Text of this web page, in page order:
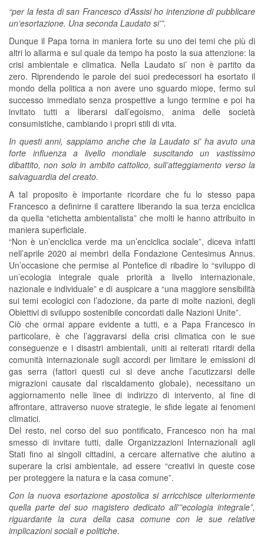
“per la festa di san Francesco d’Assisi ho intenzione di pubblicare
un’esortazione. Una seconda Laudato si’”.
Dunque il Papa torna in maniera forte su uno dei temi che più di
altri lo allarma e sul quale da tempo ha posto la sua attenzione: la
crisi ambientale e climatica. Nella Laudato si’ non è partito da
zero. Riprendendo le parole dei suoi predecessori ha esortato il
mondo della politica a non avere uno sguardo miope, fermo sul
successo immediato senza prospettive a lungo termine e poi ha
invitato tutti a liberarsi dall’egoismo, anima delle società
consumistiche, cambiando i propri stili di vita.
In questi anni, sappiamo anche che la Laudato si’ ha avuto una
forte influenza a livello mondiale suscitando un vastissimo
dibattito, non solo in ambito cattolico, sull’atteggiamento verso la
salvaguardia del creato.
A tal proposito è importante ricordare che fu lo stesso papa
Francesco a definirne il carattere liberando la sua terza enciclica
da quella “etichetta ambientalista” che molti le hanno attribuito in
maniera superficiale.
“Non è un’enciclica verde ma un’enciclica sociale”, diceva infatti
nell’aprile 2020 ai membri della Fondazione Centesimus Annus.
Un’occasione che permise al Pontefice di ribadire lo “sviluppo di
un’ecologia integrale quale priorità a livello internazionale,
nazionale e individuale” e di auspicare a “una maggiore sensibilità
sui temi ecologici con l’adozione, da parte di molte nazioni, degli
Obiettivi di sviluppo sostenibile concordati dalle Nazioni Unite”.
Ciò che ormai appare evidente a tutti, e a Papa Francesco in
particolare, è che l’aggravarsi della crisi climatica con le sue
conseguenze e i disastri ambientali, uniti ai reiterati ritardi della
comunità internazionale sugli accordi per limitare le emissioni di
gas serra (fattori questi cui si deve anche l’acutizzarsi delle
migrazioni causate dal riscaldamento globale), necessitano un
aggiornamento nelle linee di indirizzo di intervento, al fine di
affrontare, attraverso nuove strategie, le sfide legate ai fenomeni
climatici.
Del resto, nel corso del suo pontificato, Francesco non ha mai
smesso di invitare tutti, dalle Organizzazioni Internazionali agli
Stati fino ai singoli cittadini, a cercare alternative che aiutino a
superare la crisi ambientale, ad essere “creativi in queste cose
per proteggere la natura e la casa comune”.
Con la nuova esortazione apostolica si arricchisce ulteriormente
quella parte del suo magistero dedicato all'”ecologia integrale”,
riguardante la cura della casa comune con le sue relative
implicazioni sociali e politiche.